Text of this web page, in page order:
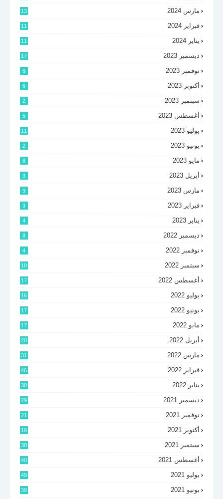
مارس 2024 13
فبراير 2024 11
يناير 2024 11
ديسمبر 2023 17
نوفمبر 2023 6
أكتوبر 2023 6
سبتمبر 2023 2
أغسطس 2023 5
يوليو 2023 11
يونيو 2023 2
مايو 2023 8
أبريل 2023 3
مارس 2023 9
فبراير 2023 3
يناير 2023 4
ديسمبر 2022 8
نوفمبر 2022 4
سبتمبر 2022 10
أغسطس 2022 17
يوليو 2022 16
يونيو 2022 17
مايو 2022 17
أبريل 2022 20
مارس 2022 31
فبراير 2022 46
يناير 2022 30
ديسمبر 2021 29
نوفمبر 2021 21
أكتوبر 2021 19
سبتمبر 2021 30
أغسطس 2021 40
يوليو 2021 49
يونيو 2021 39